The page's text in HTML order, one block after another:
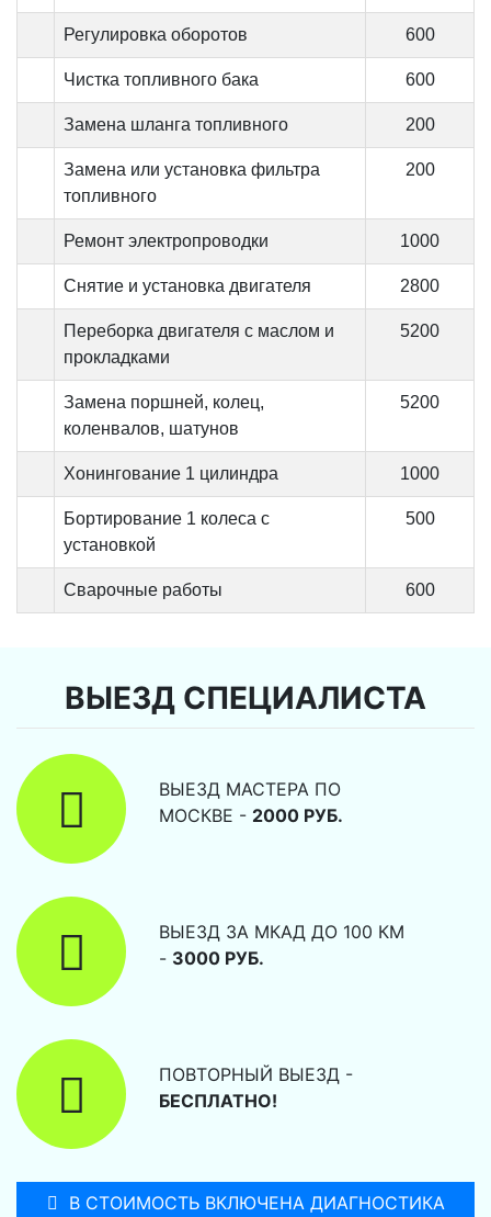
Регулировка оборотов 600
Чистка топливного бака 600
Замена шланга топливного 200
Замена или установка фильтра
топливного
200
Ремонт электропроводки 1000
Снятие и установка двигателя 2800
Переборка двигателя с маслом и
прокладками
5200
Замена поршней, колец,
коленвалов, шатунов
5200
Хонингование 1 цилиндра 1000
Бортирование 1 колеса с
установкой
500
Сварочные работы 600
ВЫЕЗД СПЕЦИАЛИСТА
ВЫЕЗД МАСТЕРА ПО
МОСКВЕ - 2000 РУБ.
ВЫЕЗД ЗА МКАД ДО 100 КМ
- 3000 РУБ.
ПОВТОРНЫЙ ВЫЕЗД -
БЕСПЛАТНО!
В СТОИМОСТЬ ВКЛЮЧЕНА ДИАГНОСТИКА